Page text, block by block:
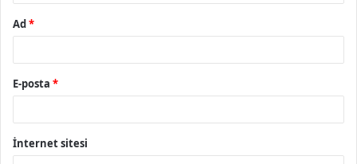
Ad*
E-posta *
İnternet sitesi